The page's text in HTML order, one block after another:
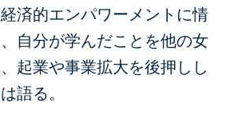
済的エンパワーメントに情
自分が学んだことを他の女
起業や事業拡大を後押しし
語る。